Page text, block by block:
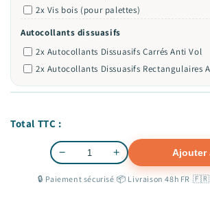
2x Vis bois (pour palettes)
Autocollants dissuasifs
2x Autocollants Dissuasifs Carrés Anti Vol
2x Autocollants Dissuasifs Rectangulaires
Total TTC :
Quantité
− + Ajouter
🔒 Paiement sécurisé·📦 Livraison 48h FR·🇫🇷